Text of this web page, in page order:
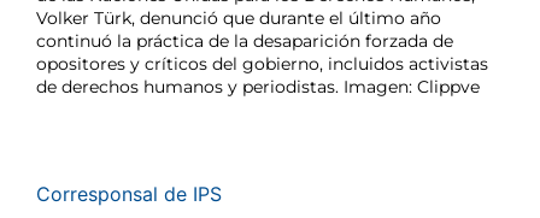
Volker Türk, denunció que durante el último año
continuó la práctica de la desaparición forzada de
opositores y críticos del gobierno, incluidos activistas
de derechos humanos y periodistas. Imagen: Clippve
Corresponsal de IPS